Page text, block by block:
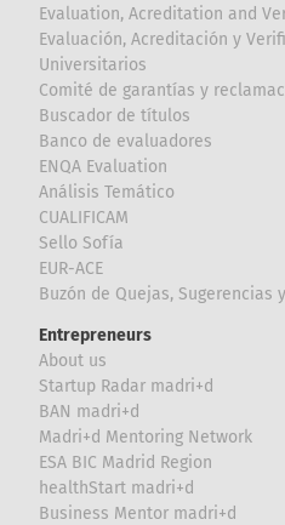
Evaluation, Acreditation and
Evaluación, Acreditación y
Universitarios
Comité de garantías y
Buscador de títulos
Banco de evaluadores
ENQA Evaluation
Análisis Temático
CUALIFICAM
Sello Sofía
EUR-ACE
Buzón de Quejas, Sugerencias
Entrepreneurs
About us
Startup Radar madri+d
BAN madri+d
Madri+d Mentoring Network
ESA BIC Madrid Region
healthStart madri+d
Business Mentor madri+d